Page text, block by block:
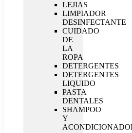
LEJIAS
LIMPIADOR
DESINFECTANTE
CUIDADO
DE
LA
ROPA
DETERGENTES
DETERGENTES
LIQUIDO
PASTA
DENTALES
SHAMPOO
Y